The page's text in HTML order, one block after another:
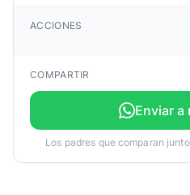
ACCIONES
COMPARTIR
Enviar a
Los padres que comparan